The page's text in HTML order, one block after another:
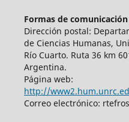
Formas de comunicación
Dirección postal:
de Ciencias Humanas,
Río Cuarto. Ruta 36 km
Argentina.
Página web:
http://
Correo electrónico: